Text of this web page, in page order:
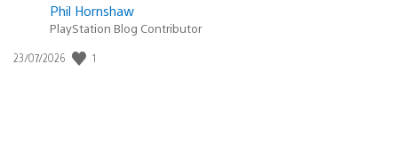
Phil Hornshaw
PlayStation Blog Contributor
Fecha
23/07/2026 1